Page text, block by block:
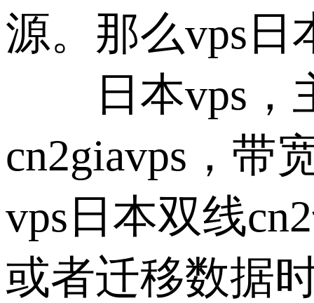
源。那么vps日
日本vps，主
cn2giavps，带
vps日本双线
或者迁移数据